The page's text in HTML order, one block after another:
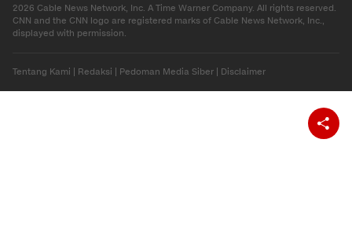
2026 Cable News Network, Inc. A Time Warner Company. All rights reserved.
CNN and the CNN logo are registered marks of Cable News Network, Inc.,
displayed with permission.
Tentang Kami | Redaksi | Pedoman Media Siber | Disclaimer